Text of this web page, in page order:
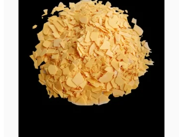
Produits sulfurés de sodium>
Sulfure de sodium